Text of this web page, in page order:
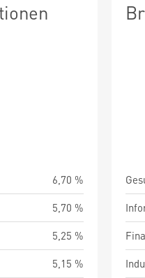
6,70 %
5,70 %
5,25 %
5,15 %